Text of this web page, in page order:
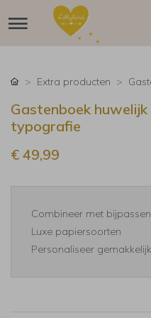
Extra producten
Gastenboek
typografie
€ 49,99
Combineer met
Luxe papiersoorten
Personaliseer